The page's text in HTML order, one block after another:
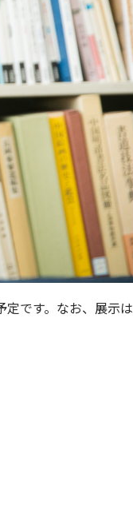
です。なお、展示は